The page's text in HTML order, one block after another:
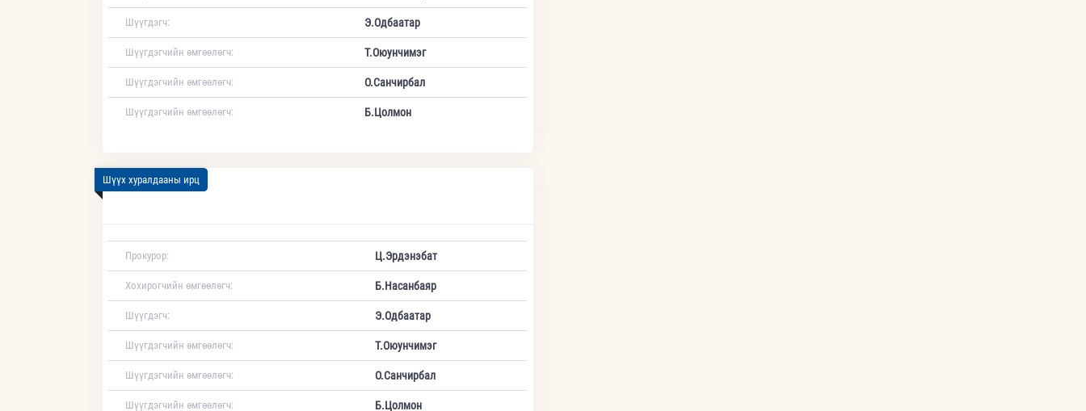
Шүүгдэгч: Э.Одбаатар
Шүүгдэгчийн өмгөөлөгч: Т.Оюунчимэг
Шүүгдэгчийн өмгөөлөгч: О.Санчирбал
Шүүгдэгчийн өмгөөлөгч: Б.Цолмон
Шүүх хуралдааны ирц
Прокурор: Ц.Эрдэнэбат
Хохирогчийн өмгөөлөгч: Б.Насанбаяр
Шүүгдэгч: Э.Одбаатар
Шүүгдэгчийн өмгөөлөгч: Т.Оюунчимэг
Шүүгдэгчийн өмгөөлөгч: О.Санчирбал
Шүүгдэгчийн өмгөөлөгч: Б.Цолмон